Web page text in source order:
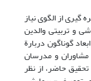
از الگوی نیاز
و تربیتی والدین
گوناگون دربارة
مشاوران و مدرسان
حاضر، از نظر